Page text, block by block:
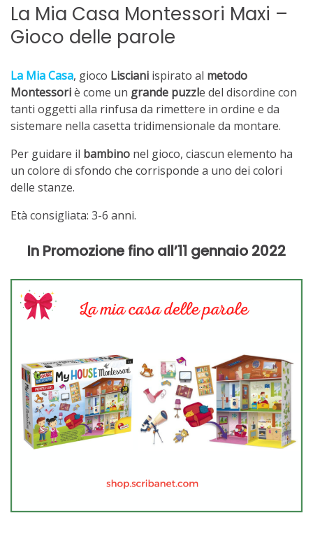
La Mia Casa Montessori Maxi –
Gioco delle parole
La Mia Casa, gioco Lisciani ispirato al metodo
Montessoriè come un grande puzzle del disordine con
tanti oggetti alla rinfusa da rimettere in ordine e da
sistemare nella casetta tridimensionale da montare.
Per guidare il bambino nel gioco, ciascun elemento ha
un colore di sfondo che corrisponde a uno dei colori
delle stanze.
Età consigliata: 3-6 anni.
In Promozione fino all’11 gennaio 2022